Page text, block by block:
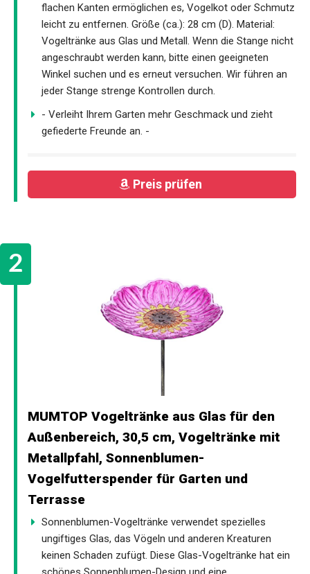
flachen Kanten ermöglichen es, Vogelkot oder Schmutz
leicht zu entfernen. Größe (ca.): 28 cm (D). Material:
Vogeltränke aus Glas und Metall. Wenn die Stange nicht
angeschraubt werden kann, bitte einen geeigneten
Winkel suchen und es erneut versuchen. Wir führen an
jeder Stange strenge Kontrollen durch.
- Verleiht Ihrem Garten mehr Geschmack und zieht
gefiederte Freunde an. -
Preis prüfen
MUMTOP Vogeltränke aus Glas für den
Außenbereich, 30,5 cm, Vogeltränke mit
Metallpfahl, Sonnenblumen-
Vogelfutterspender für Garten und
Terrasse
Sonnenblumen-Vogeltränke verwendet spezielles
ungiftiges Glas, das Vögeln und anderen Kreaturen
keinen Schaden zufügt. Diese Glas-Vogeltränke hat ein